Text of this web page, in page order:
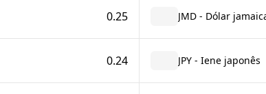
0.25 JMD - Dólar
0.24 JPY - Iene japonês